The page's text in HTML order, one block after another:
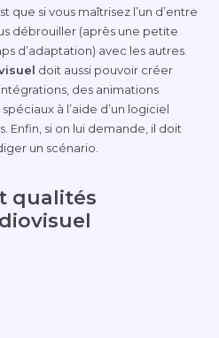
que si vous maîtrisez l’un d’entre
débrouiller (après une petite
d’adaptation) avec les autres.
doit aussi pouvoir créer
des animations
à l’aide d’un logiciel
Enfin, si on lui demande, il doit
un scénario.
qualités